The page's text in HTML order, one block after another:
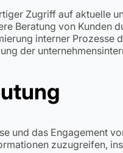
Zugriff auf aktuelle
Beratung von Kunden
interner Prozesse
der
und das Engagement
zuzugreifen,